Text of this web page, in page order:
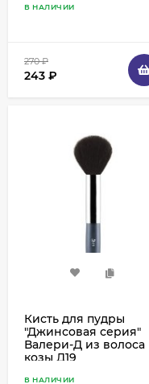
В НАЛИЧИИ
270₽
243 ₽
Кисть для пудры
"Джинсовая серия"
Валери-Д из волоса
козы Д19
В НАЛИЧИИ